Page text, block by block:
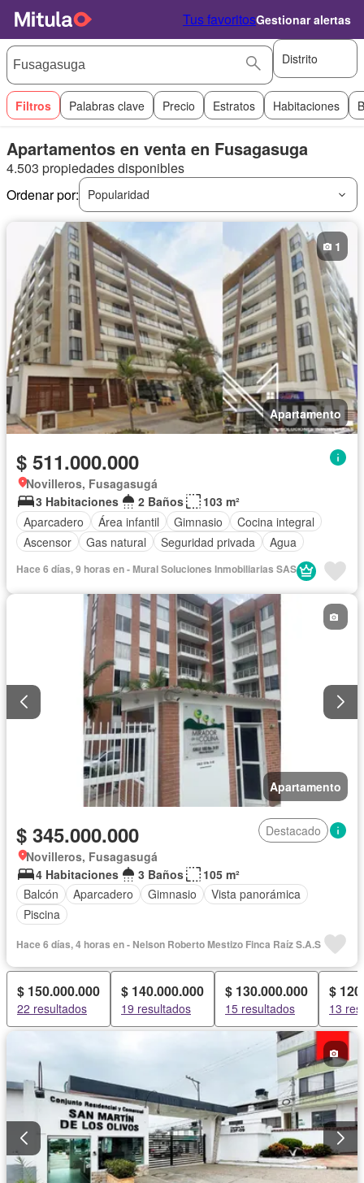
Tus favoritosGestionar alertas
Distrito
Filtros Palabras clave Precio Estratos Habitaciones
Apartamentos en venta en Fusagasuga
4.503 propiedades disponibles
Ordenar por:
Popularidad
Apartamento
1
$ 511.000.000
Novilleros, Fusagasugá
3 Habitaciones
2 Baños
103 m²
Aparcadero
Área infantil Gimnasio
Cocina integral
Ascensor
Gas natural Seguridad privada Agua
Hace 6 días, 9 horas en - Mural Soluciones Inmobiliarias SAS
Apartamento
$ 345.000.000
Destacado
Novilleros, Fusagasugá
4 Habitaciones
3 Baños
105 m²
Balcón
Aparcadero Gimnasio
Vista panorámica
Piscina
Hace 6 días, 4 horas en - Nelson Roberto Mestizo Finca Raíz S.A.S
$ 150.000.000
22 resultados
$ 140.000.000
19 resultados
$ 130.000.000
15 resultados
$
13